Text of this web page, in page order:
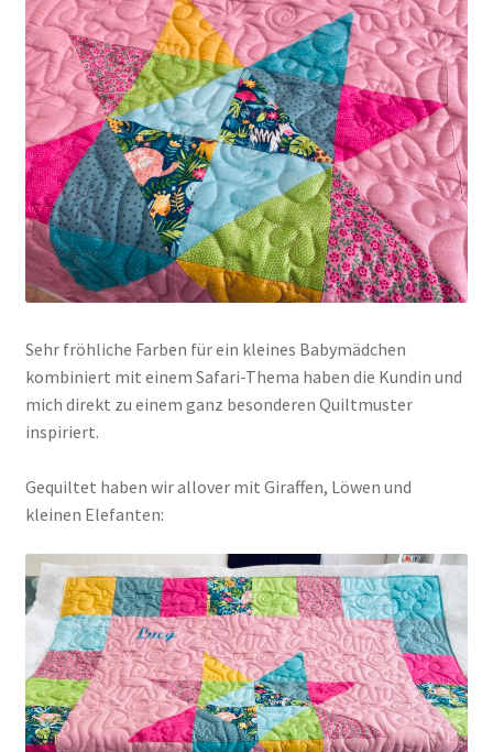
Sehr fröhliche Farben für ein kleines Babymädchen
kombiniert mit einem Safari-Thema haben die Kundin und
mich direkt zu einem ganz besonderen Quiltmuster
inspiriert.
Gequiltet haben wir allover mit Giraffen, Löwen und
kleinen Elefanten: